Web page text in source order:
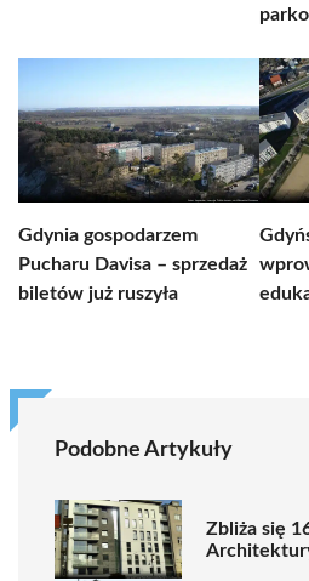
Gdynia gospodarzem
Pucharu Davisa – sprzedaż
biletów już ruszyła
Podobne Artykuły
Zbliża się